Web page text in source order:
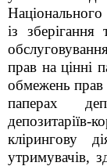
із
прав на цінні
обмежень прав
паперах
депозитаріїв-
клірингову
утримувачів,